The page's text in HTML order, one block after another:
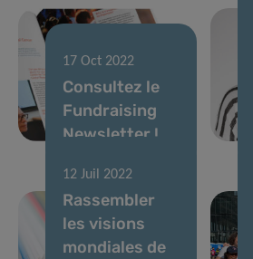
17 Oct 2022
Consultez le
Fundraising
Newsletter !
12 Juil 2022
Rassembler
les visions
mondiales de